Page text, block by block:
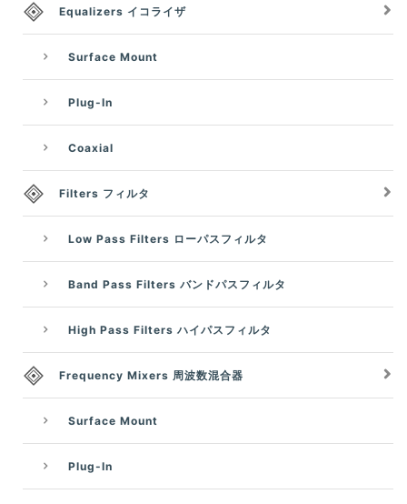
Equalizers イコライザ
Surface Mount
Plug-In
Coaxial
Filters フィルタ
Low Pass Filters ローパスフィルタ
Band Pass Filters バンドパスフィルタ
High Pass Filters ハイパスフィルタ
Frequency Mixers 周波数混合器
Surface Mount
Plug-In